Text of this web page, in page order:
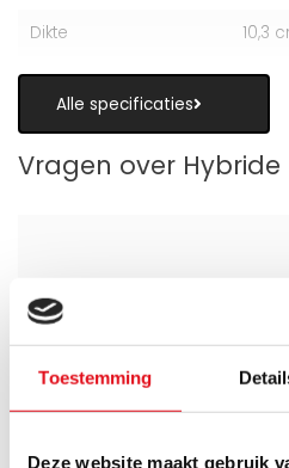
Toestemming
Deze website maakt gebruik
Dikte 10,3
Alle specificaties
Vragen over
Is een hybride
als alternatief voor
Wanneer zijn de